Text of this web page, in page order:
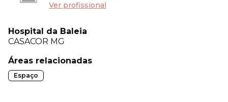
Ver profissional
Hospital da Baleia
CASACOR MG
Áreas relacionadas
Espaço